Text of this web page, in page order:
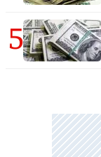
5